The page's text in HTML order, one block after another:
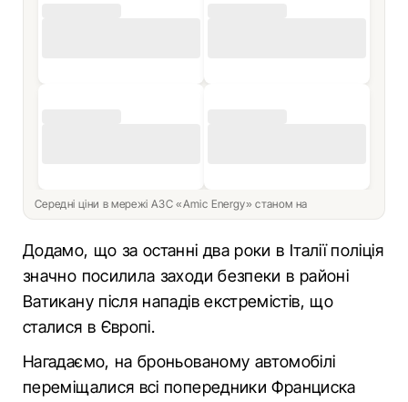
Середні ціни в мережі АЗС «Amic Energy» станом на
Додамо, що за останні два роки в Італії поліція
значно посилила заходи безпеки в районі
Ватикану після нападів екстремістів, що
сталися в Європі.
Нагадаємо, на броньованому автомобілі
переміщалися всі попередники Франциска